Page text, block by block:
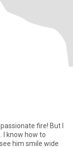
fire! But I
I know how to
him smile wide